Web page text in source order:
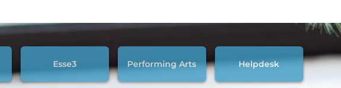
Esse3 Performing Arts Helpdesk